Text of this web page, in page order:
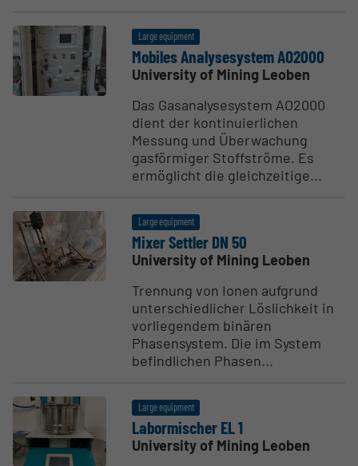
Large equipment
Mobiles Analy­s­esystem AO2000
University of Mining Leoben
Das Gasanalysesystem AO2000
dient der kontinuierlichen
Messung und Überwachung
gasförmiger Stoffströme. Es
ermöglicht die gleichzeitige...
Large equipment
Mixer Settler DN 50
University of Mining Leoben
Trennung von Ionen aufgrund
unterschiedlicher Löslichkeit in
vorliegendem binären
Phasensystem. Die im System
befindlichen Phasen...
Large equipment
Labor­mischer EL 1
University of Mining Leoben